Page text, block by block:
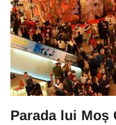
Parada lui Moș